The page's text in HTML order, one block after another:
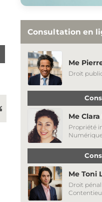
Consultation en
Me
Droit
Me
Propriété
Me Toni
Droit